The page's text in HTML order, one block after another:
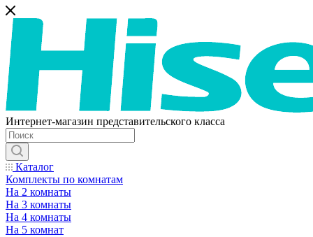
Интернет-магазин представительского класса
Каталог
Комплекты по комнатам
На 2 комнаты
На 3 комнаты
На 4 комнаты
На 5 комнат